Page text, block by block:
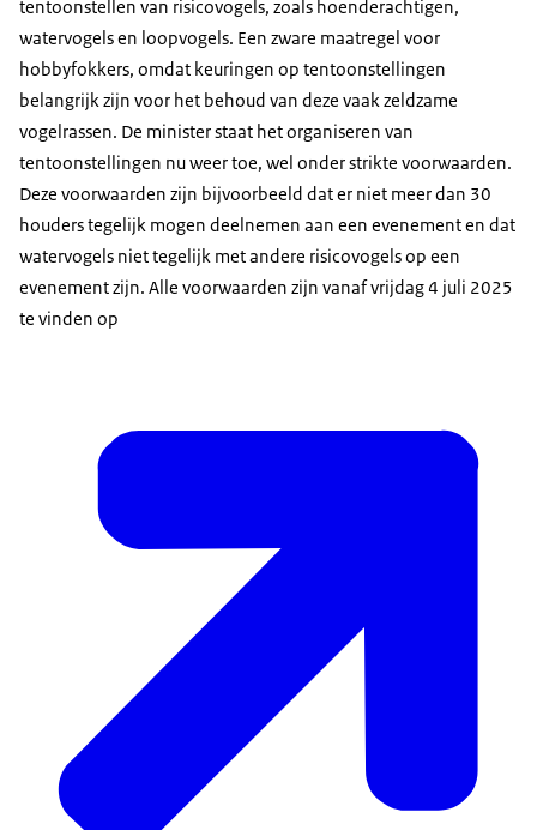
tentoonstellen van risicovogels, zoals hoenderachtigen,
watervogels en loopvogels. Een zware maatregel voor
hobbyfokkers, omdat keuringen op tentoonstellingen
belangrijk zijn voor het behoud van deze vaak zeldzame
vogelrassen. De minister staat het organiseren van
tentoonstellingen nu weer toe, wel onder strikte voorwaarden.
Deze voorwaarden zijn bijvoorbeeld dat er niet meer dan 30
houders tegelijk mogen deelnemen aan een evenement en dat
watervogels niet tegelijk met andere risicovogels op een
evenement zijn. Alle voorwaarden zijn vanaf vrijdag 4 juli 2025
te vinden op